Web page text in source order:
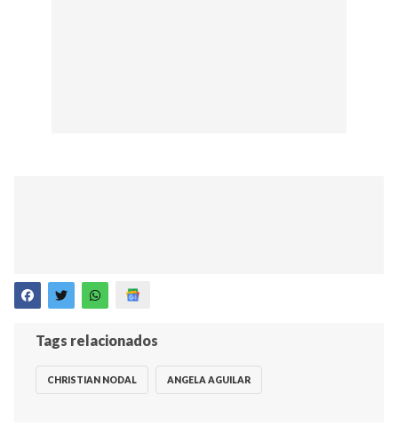
Tags relacionados
CHRISTIAN NODAL ANGELA AGUILAR